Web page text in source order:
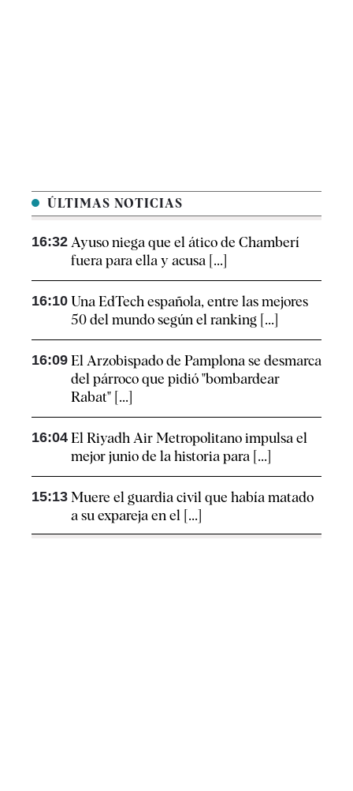
ÚLTIMAS NOTICIAS
16:32 Ayuso niega que el ático de Chamberí
fuera para ella y acusa [...]
16:10 Una EdTech española, entre las mejores
50 del mundo según el ranking [...]
16:09 El Arzobispado de Pamplona se desmarca
del párroco que pidió "bombardear
Rabat" [...]
16:04 El Riyadh Air Metropolitano impulsa el
mejor junio de la historia para [...]
15:13 Muere el guardia civil que había matado
a su expareja en el [...]